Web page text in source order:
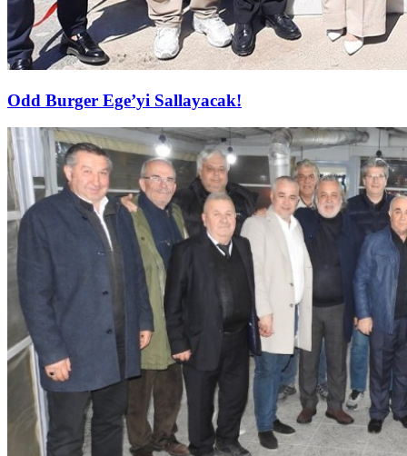
Odd Burger Ege’yi Sallayacak!